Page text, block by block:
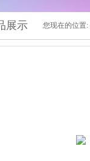
展示 您现在的位置: